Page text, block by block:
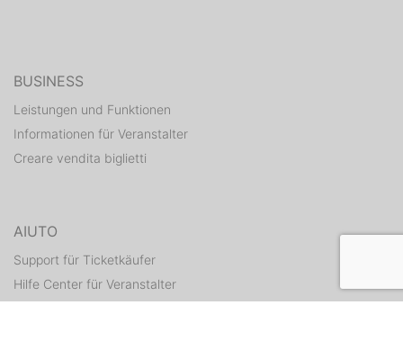
BUSINESS
Leistungen und Funktionen
Informationen für Veranstalter
Creare vendita biglietti
AIUTO
Support für Ticketkäufer
Hilfe Center für Veranstalter